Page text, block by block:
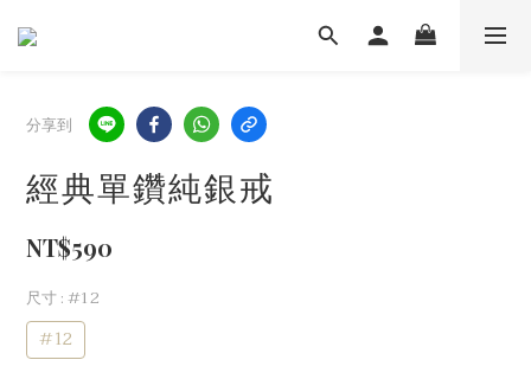
分享到
經典單鑽純銀戒
NT$590
尺寸: #12
#12